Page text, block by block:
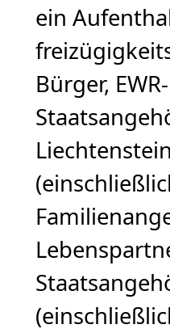
ein
Bürger, EWR-